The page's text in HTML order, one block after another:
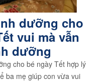
dưỡng cho
vui mà vẫn
dưỡng
cho bé ngày Tết hợp lý
ba mẹ giúp con vừa vui